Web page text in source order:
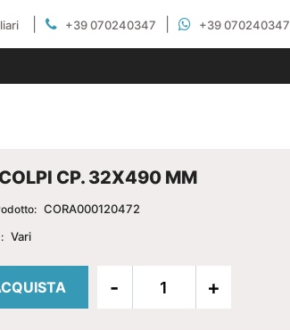
+39 070240347 +39 070240347
CP. 32X490 MM
CORA000120472
Vari